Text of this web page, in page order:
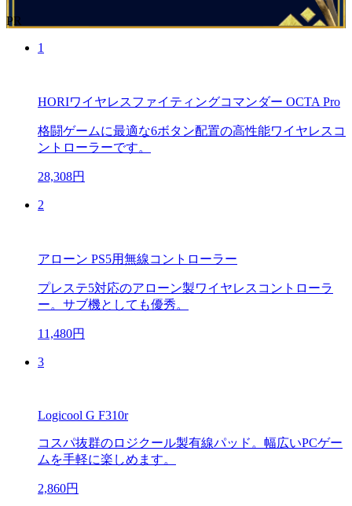
PR
1
HORIワイヤレスファイティングコマンダー OCTA Pro
格闘ゲームに最適な6ボタン配置の高性能ワイヤレスコ
ントローラーです。
28,308円
2
アローン PS5用無線コントローラー
プレステ5対応のアローン製ワイヤレスコントローラ
ー。サブ機としても優秀。
11,480円
3
Logicool G F310r
コスパ抜群のロジクール製有線パッド。幅広いPCゲー
ムを手軽に楽しめます。
2,860円